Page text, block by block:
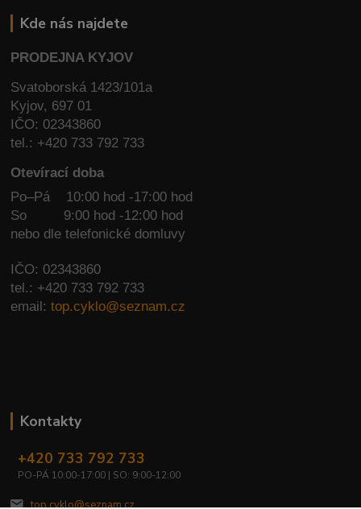
Kde nás najdete
PRODEJNA KYJOV
Svatoborská 1423/101a
Kyjov, 697 01
IČO: 02343860
tel.: +420 733 792 733
Otevírací doba
Po–Pá 10:00 hod -17:00 hod
So
9:00 hod -12:00 hod
nebo dle telefonické domluvy
IČO: 02343860
tel.: +420 733 792 733
email:top.cyklo@seznam.cz
Kontakty
+420 733 792 733
PO-PÁ 10:00-17:00 | SO: 9:00-12:00
top.cyklo@seznam.cz